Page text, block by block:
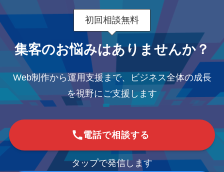
初回相談無料
集客のお悩みはありませんか？
Web制作から運用支援まで、ビジネス全体の成長
を視野にご支援します
電話で相談する
タップで発信します